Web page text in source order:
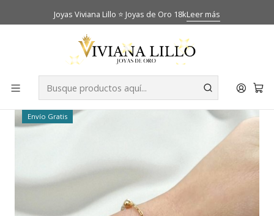
Joyas Viviana Lillo ⭐ Joyas de Oro 18kLeer más
Catálogo Pulseras Pulsera bolita Oro 18k
-17% OFF
Envío Gratis